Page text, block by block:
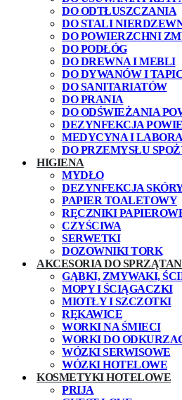
DO ODTŁUSZCZANIA
DO STALI
DO POWIERZCHNI
DO PODŁÓG
DO DREWNA I MEBLI
DO DYWANÓW I
DO SANITARIATÓW
DO PRANIA
DO ODŚWIEŻANIA
DEZYNFEKCJA
MEDYCYNA I
DO PRZEMYSŁU
HIGIENA
MYDŁO
DEZYNFEKCJA
PAPIER TOALETOWY
RĘCZNIKI
CZYŚCIWA
SERWETKI
DOZOWNIKI TORK
AKCESORIA DO
GĄBKI, ZMYWAKI,
MOPY I ŚCIĄGACZKI
MIOTŁY I SZCZOTKI
RĘKAWICE
WORKI NA ŚMIECI
WORKI DO
WÓZKI SERWISOWE
WÓZKI HOTELOWE
KOSMETYKI HOTELOWE
PRIJA